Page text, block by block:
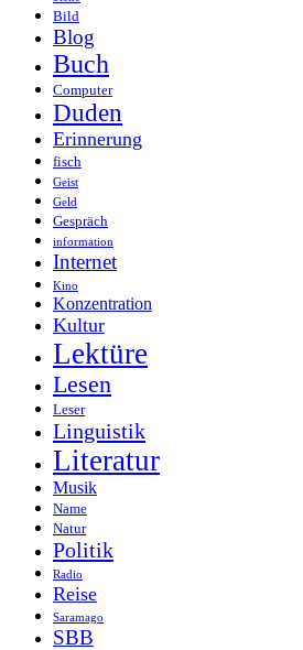
Bild
Blog
Buch
Computer
Duden
Erinnerung
fisch
Geist
Geld
Gespräch
information
Internet
Kino
Konzentration
Kultur
Lektüre
Lesen
Leser
Linguistik
Literatur
Musik
Name
Natur
Politik
Radio
Reise
Saramago
SBB